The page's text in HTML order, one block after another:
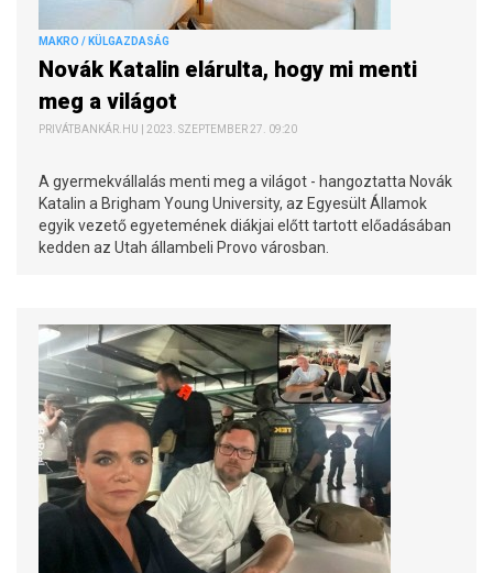
MAKRO / KÜLGAZDASÁG
Novák Katalin elárulta, hogy mi menti
meg a világot
PRIVÁTBANKÁR.HU | 2023. SZEPTEMBER 27. 09:20
A gyermekvállalás menti meg a világot - hangoztatta Novák
Katalin a Brigham Young University, az Egyesült Államok
egyik vezető egyetemének diákjai előtt tartott előadásában
kedden az Utah állambeli Provo városban.